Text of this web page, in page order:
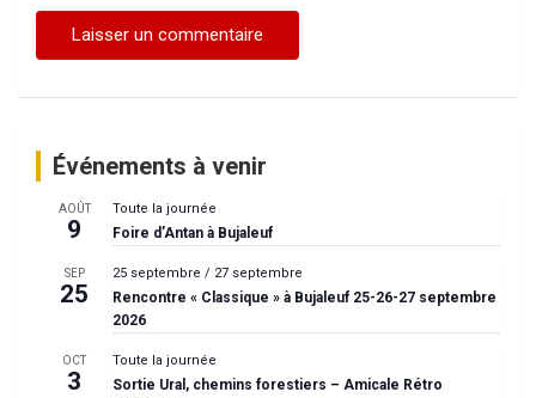
Événements à venir
AOÛT
9
Toute la journée
Foire d’Antan à Bujaleuf
SEP
25
25 septembre / 27 septembre
Rencontre « Classique » à Bujaleuf 25-26-27 septembre
2026
OCT
3
Toute la journée
Sortie Ural, chemins forestiers – Amicale Rétro